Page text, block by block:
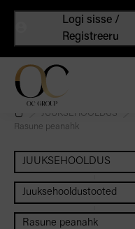
Logi sisse /
Registreeru
JUUKSEHOOLDUS
Rasune peanahk
JUUKSEHOOLDUS
Juuksehooldustooted
Rasune peanahk